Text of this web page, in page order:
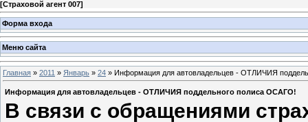
[Страховой агент 007]
Форма входа
Меню сайта
Главная » 2011 » Январь » 24 » Информация для автовладельцев - ОТЛИЧИЯ
Информация для автовладельцев - ОТЛИЧИЯ поддельного полиса ОСАГО!
В связи с обращениями